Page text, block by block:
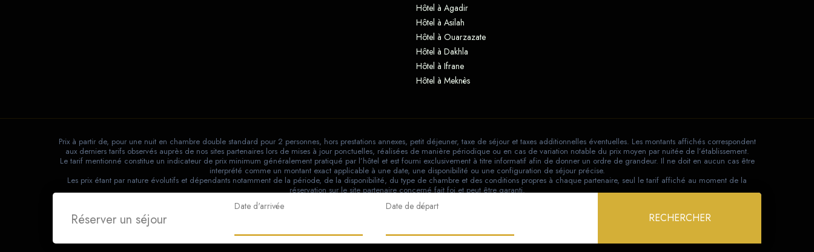
Réserver un séjour
Date d'arrivée Date de départ
RECHERCHER
Hôtel à Agadir
Hôtel à Asilah
Hôtel à Ouarzazate
Hôtel à Dakhla
Hôtel à Ifrane
Hôtel à Meknès
Prix à partir de, pour une nuit en chambre double standard pour 2 personnes, hors prestations annexes, petit déjeuner, taxe de séjour et taxes additionnelles éventuelles. Les montants affichés correspondent
aux derniers tarifs observés auprès de nos sites partenaires lors de mises à jour ponctuelles, réalisées de manière périodique ou en cas de variation notable du prix moyen par nuitée de l’établissement.
Le tarif mentionné constitue un indicateur de prix minimum généralement pratiqué par l’hôtel et est fourni exclusivement à titre informatif afin de donner un ordre de grandeur. Il ne doit en aucun cas être
interprété comme un montant exact applicable à une date, une disponibilité ou une configuration de séjour précise.
Les prix étant par nature évolutifs et dépendants notamment de la période, de la disponibilité, du type de chambre et des conditions propres à chaque partenaire, seul le tarif affiché au moment de la
réservation sur le site partenaire concerné fait foi et peut être garanti.
RIAD & RESORT © 2026